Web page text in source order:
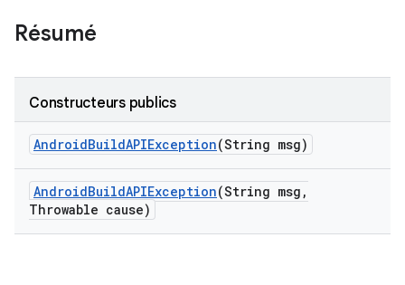
Résumé
Constructeurs publics
AndroidBuildAPIException(String msg)
AndroidBuildAPIException(String msg ,
Throwable cause)